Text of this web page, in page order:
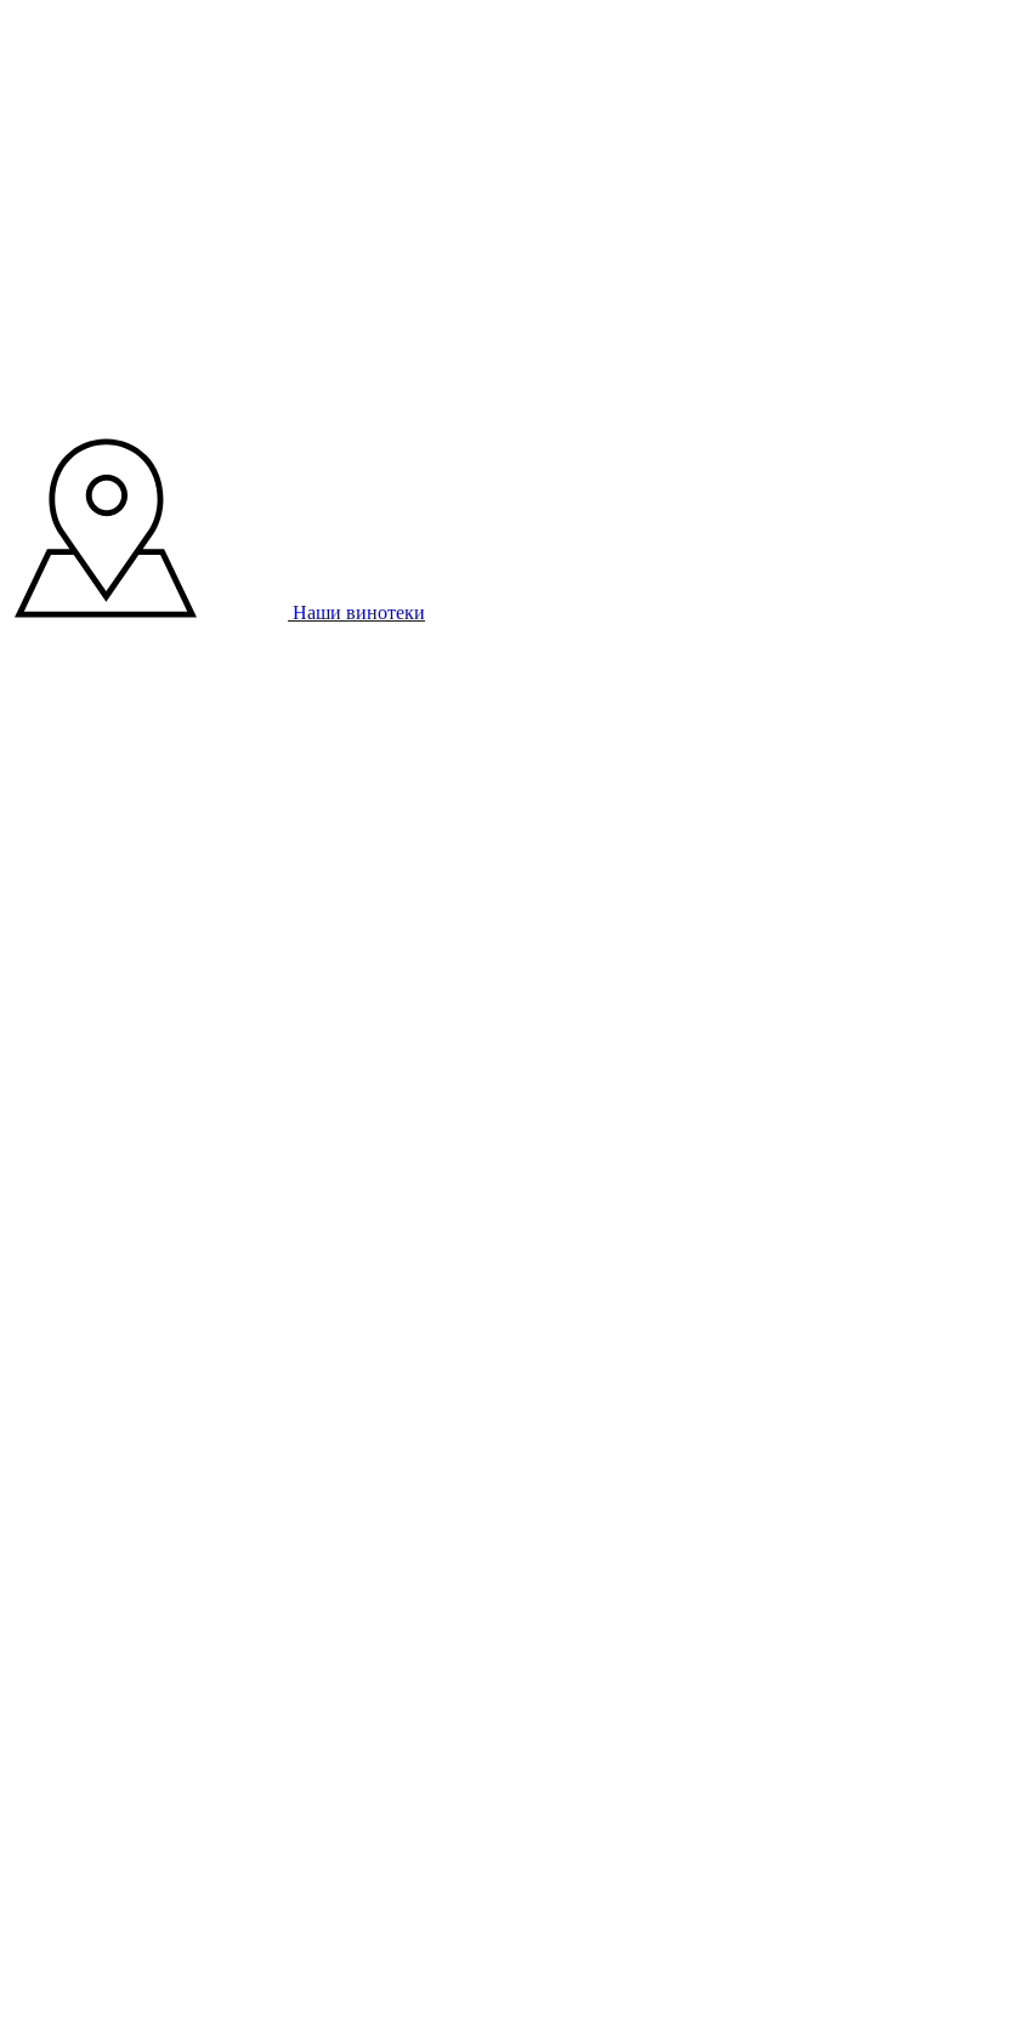
Наши винотеки